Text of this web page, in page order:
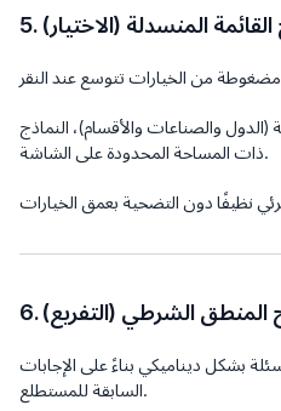
القائمة المنسدلة (الاختيار)
(الدول والصناعات والأقسام)، النماذج
ذات المساحة المحدودة على الشاشة.
المنطق الشرطي (التفريع)
بشكل ديناميكي بناءً على الإجابات
السابقة للمستطلع.